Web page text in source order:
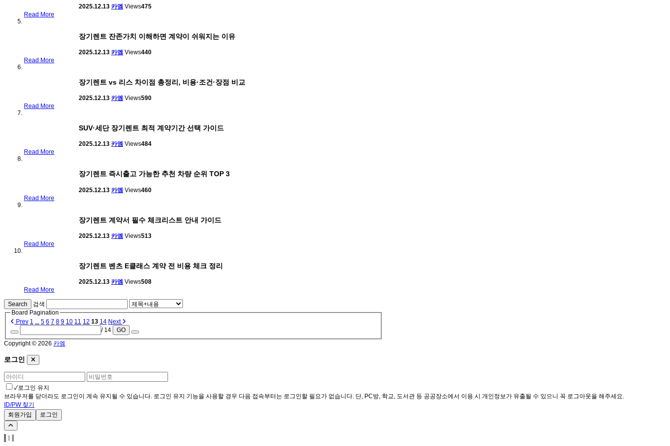
2025.12.13 카엠 Views475
Read More
장기렌트 잔존가치 이해하면 계약이 쉬워지는 이유
2025.12.13 카엠 Views440
Read More
장기렌트 vs 리스 차이점 총정리, 비용·조건·장점 비교
2025.12.13 카엠 Views590
Read More
SUV·세단 장기렌트 최적 계약기간 선택 가이드
2025.12.13 카엠 Views484
Read More
장기렌트 즉시출고 가능한 추천 차량 순위 TOP 3
2025.12.13 카엠 Views460
Read More
장기렌트 계약서 필수 체크리스트 안내 가이드
2025.12.13 카엠 Views513
Read More
장기렌트 벤츠 E클래스 계약 전 비용 체크 정리
2025.12.13 카엠 Views508
Read More
Search
검색
Board Pagination
Prev 1 ... 5 6 7 8 9 10 11 12 13 14 Next
/ 14
GO
Copyright © 2026 카엠
로그인
✓로그인 유지
브라우저를 닫더라도 로그인이 계속 유지될 수 있습니다. 로그인 유지 기능을 사용할 경우 다음 접속부터는 로그인할 필요가 없습니다. 단, PC방, 학교, 도서관 등 공공장소에서 이용 시 개인정보가 유출될 수 있으니 꼭 로그아웃을 해주세요.
ID/PW 찾기
회원가입
로그인